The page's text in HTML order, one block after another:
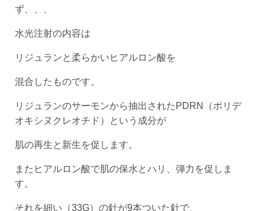
ず、、、
水光注射の内容は
リジュランと柔らかいヒアルロン酸を
混合したものです。
リジュランのサーモンから抽出されたPDRN（ポリデ
オキシヌクレオチド）という成分が
肌の再生と新生を促します。
またヒアルロン酸で肌の保水とハリ、弾力を促しま
す。
それを細い（33G）の針が9本ついた針で、